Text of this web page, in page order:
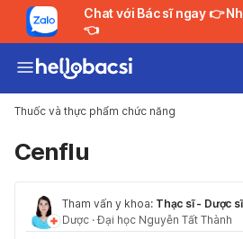
Chat với Bác sĩ ngay 👉 Nhận tư vấn MIỄN PHÍ
👈
Thuốc và thực phẩm chức năng
Cenflu
Tham vấn y khoa: Thạc sĩ - Dược
Dược ·Đại học Nguyễn Tất Thành